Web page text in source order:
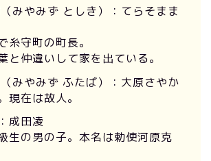
みやみず としき）：てらそまま
糸守町の町長。
と仲違いして家を出ている。
みやみず ふたば）：大原さやか
現在は故人。
成田凌
生の男の子。本名は勅使河原克